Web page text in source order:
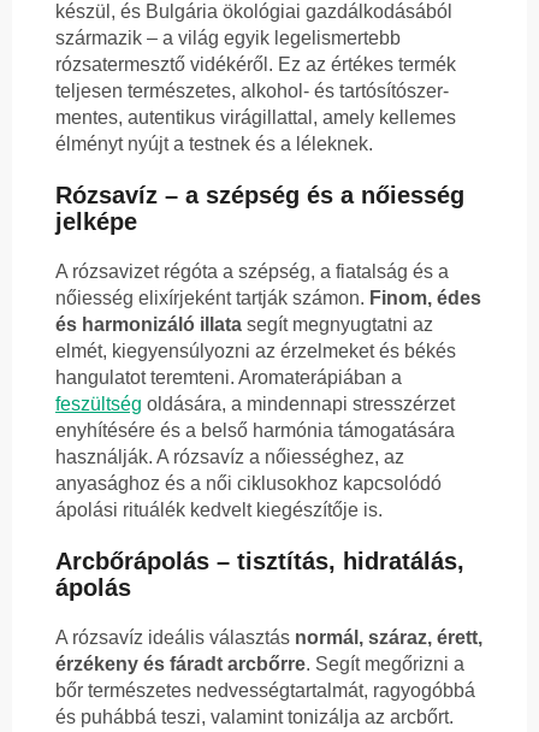
készül, és Bulgária ökológiai gazdálkodásából
származik – a világ egyik legelismertebb
rózsatermesztő vidékéről. Ez az értékes termék
teljesen természetes, alkohol- és tartósítószer-
mentes, autentikus virágillattal, amely kellemes
élményt nyújt a testnek és a léleknek.
Rózsavíz – a szépség és a nőiesség
jelképe
A rózsavizet régóta a szépség, a fiatalság és a
nőiesség elixírjeként tartják számon. Finom, édes
és harmonizáló illata segít megnyugtatni az
elmét, kiegyensúlyozni az érzelmeket és békés
hangulatot teremteni. Aromaterápiában a
feszültség oldására, a mindennapi stresszérzet
enyhítésére és a belső harmónia támogatására
használják. A rózsavíz a nőiességhez, az
anyasághoz és a női ciklusokhoz kapcsolódó
ápolási rituálék kedvelt kiegészítője is.
Arcbőrápolás – tisztítás, hidratálás,
ápolás
A rózsavíz ideális választás normál, száraz, érett,
érzékeny és fáradt arcbőrre. Segít megőrizni a
bőr természetes nedvességtartalmát, ragyogóbbá
és puhábbá teszi, valamint tonizálja az arcbőrt.